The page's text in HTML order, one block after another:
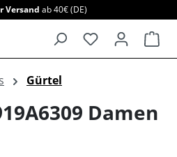
Versand ab 40€ (DE)
Gürtel
Damen